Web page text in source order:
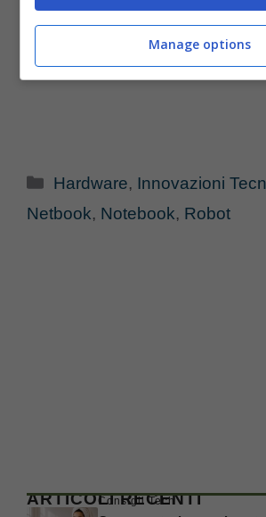
Categorie
Hardware, Innovazioni
Netbook, Notebook, Robot
ARTICOLI RECENTI
Consigli Tech
Manage options